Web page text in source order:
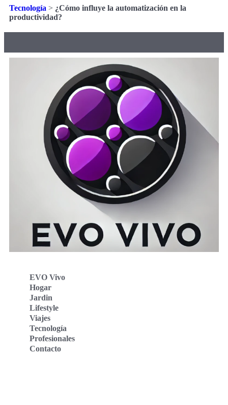
Tecnología > ¿Cómo influye la automatización en la
productividad?
EVO Vivo
Hogar
Jardin
Lifestyle
Viajes
Tecnología
Profesionales
Contacto